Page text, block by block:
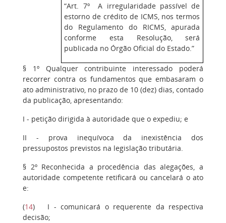
“Art. 7º A irregularidade passível de
estorno de crédito de ICMS, nos termos
do Regulamento do RICMS, apurada
conforme esta Resolução, será
publicada no Órgão Oficial do Estado.”
§ 1º Qualquer contribuinte interessado poderá
recorrer contra os fundamentos que embasaram o
ato administrativo, no prazo de 10 (dez) dias, contado
da publicação, apresentando:
I - petição dirigida à autoridade que o expediu; e
II - prova inequívoca da inexistência dos
pressupostos previstos na legislação tributária.
§ 2º Reconhecida a procedência das alegações, a
autoridade competente retificará ou cancelará o ato
e:
(14)
I - comunicará o requerente da respectiva
decisão;